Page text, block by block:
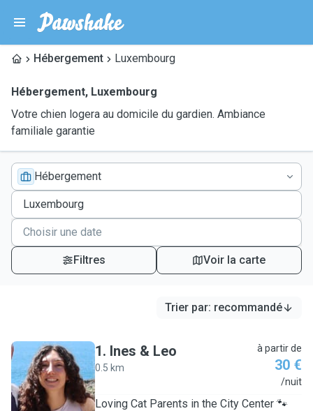
Hébergement Luxembourg
Hébergement, Luxembourg
Votre chien logera au domicile du gardien. Ambiance
familiale garantie
Hébergement
Filtres Voir la carte
Trier par: recommandé
I
1. Ines & Leo
0.5 km
à partir de
30 €
/nuit
Loving Cat Parents in the City Center 🐾